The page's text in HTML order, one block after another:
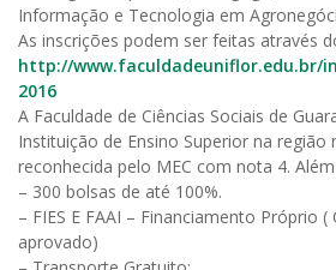
Informação e Tecnologia em
As inscrições podem ser feitas através
http://www.faculdadeuniflor.edu.br/
2016
A Faculdade de Ciências Sociais de
Instituição de Ensino Superior na
reconhecida pelo MEC com nota 4.
– 300 bolsas de até 100%.
– FIES E FAAI – Financiamento Próprio
aprovado)